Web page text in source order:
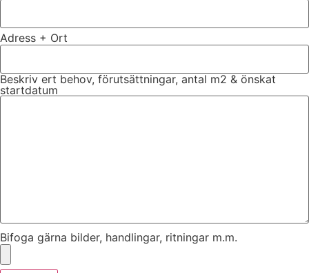
Adress + Ort
Beskriv ert behov, förutsättningar, antal m2 & önskat
startdatum
Bifoga gärna bilder, handlingar, ritningar m.m.